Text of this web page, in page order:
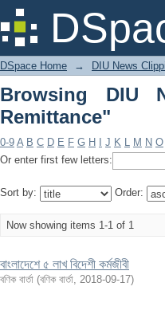
Browsing DIU
DSpace Home → DIU News
Browsing DIU
Remittance"
0-9 A B C D E F G H J K L M N O
Or enter first few letters:
Sort by: Order:
Now showing items 1-1 of 1
বাংলাদেশে ৫ লাখ বিদেশী কর্মজীবী
বণিক বার্তা (বণিক বার্তা, 2018-09-17)